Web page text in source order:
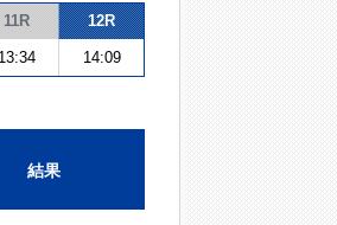
11R 12R
13:34 14:09
結果